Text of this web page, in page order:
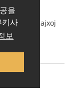
을
키사
보
de aktualajxoj